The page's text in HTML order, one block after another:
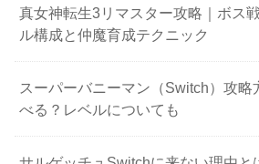
真女神転生3リマスター攻略｜ボス
ル構成と仲魔育成テクニック
スーパーバニーマン（Switch）攻略
べる？レベルについても